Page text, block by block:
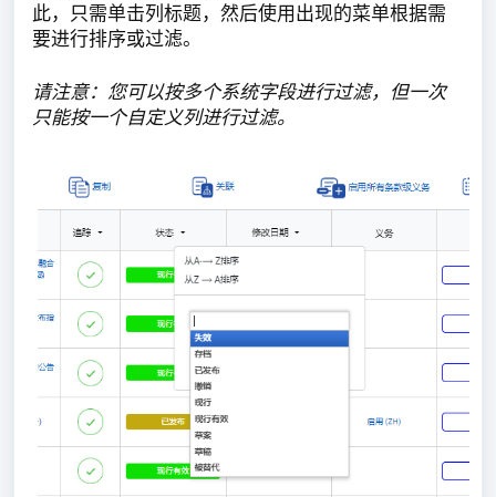
此，只需单击列标题，然后使用出现的菜单根据需
要进行排序或过滤。
请注意：您可以按多个系统字段进行过滤，但一次
只能按一个自定义列进行过滤。